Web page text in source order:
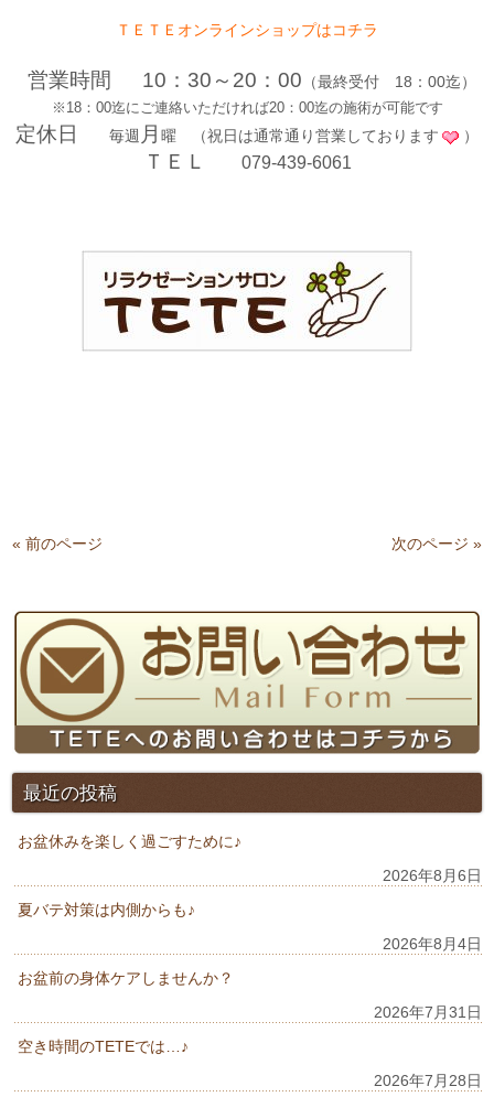
ＴＥＴＥオンラインショップはコチラ
営業時間 10：30～20：00 （最終受付 18：00迄）
※18：00迄にご連絡いただければ20：00迄の施術が可能です
定休日 毎週 月 曜 （祝日は通常通り営業しております ）
ＴＥＬ 079-439-6061
« 前のページ 次のページ »
最近の投稿
お盆休みを楽しく過ごすために♪
2026年8月6日
夏バテ対策は内側からも♪
2026年8月4日
お盆前の身体ケアしませんか？
2026年7月31日
空き時間のTETEでは…♪
2026年7月28日